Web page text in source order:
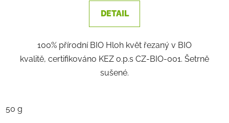
DETAIL
100% přírodní BIO Hloh květ řezaný v BIO
kvalitě, certifikováno KEZ o.p.s CZ-BIO-001. Šetrně
sušené.
50 g